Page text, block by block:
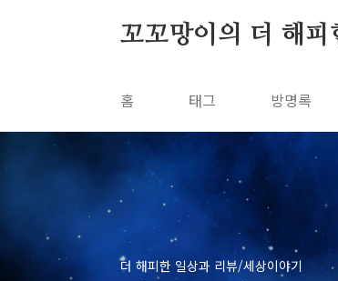
꼬꼬망이의 더 해피
홈 태그 방명록
더 해피한 일상과 리뷰/세상이야기